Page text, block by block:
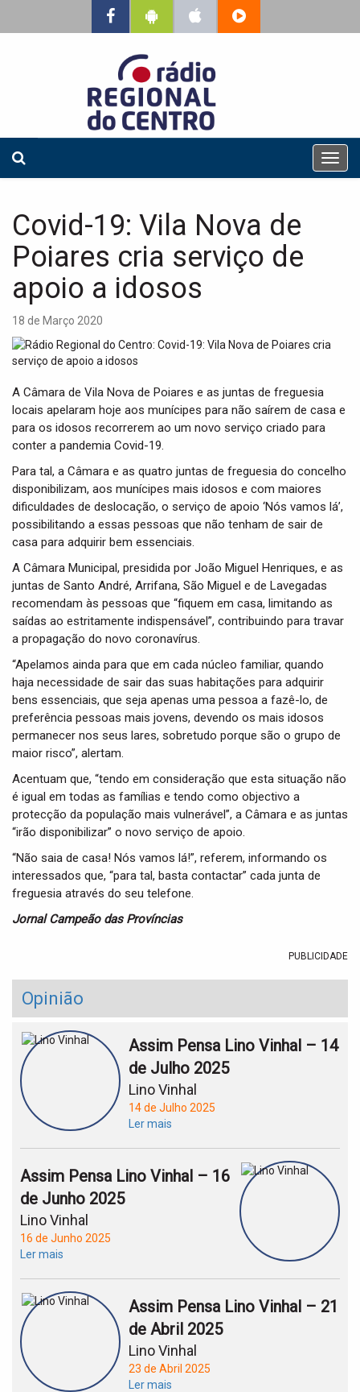
T
o
a
n
Covid-19: Vila Nova de
Poiares cria serviço de
apoio a idosos
18 de Março 2020
A Câmara de Vila Nova de Poiares e as juntas de freguesia
locais apelaram hoje aos munícipes para não saírem de casa e
para os idosos recorrerem ao um novo serviço criado para
conter a pandemia Covid-19.
Para tal, a Câmara e as quatro juntas de freguesia do concelho
disponibilizam, aos munícipes mais idosos e com maiores
dificuldades de deslocação, o serviço de apoio ‘Nós vamos lá’,
possibilitando a essas pessoas que não tenham de sair de
casa para adquirir bem essenciais.
A Câmara Municipal, presidida por João Miguel Henriques, e as
juntas de Santo André, Arrifana, São Miguel e de Lavegadas
recomendam às pessoas que “fiquem em casa, limitando as
saídas ao estritamente indispensável”, contribuindo para travar
a propagação do novo coronavírus.
“Apelamos ainda para que em cada núcleo familiar, quando
haja necessidade de sair das suas habitações para adquirir
bens essenciais, que seja apenas uma pessoa a fazê-lo, de
preferência pessoas mais jovens, devendo os mais idosos
permanecer nos seus lares, sobretudo porque são o grupo de
maior risco”, alertam.
Acentuam que, “tendo em consideração que esta situação não
é igual em todas as famílias e tendo como objectivo a
protecção da população mais vulnerável”, a Câmara e as juntas
“irão disponibilizar” o novo serviço de apoio.
“Não saia de casa! Nós vamos lá!”, referem, informando os
interessados que, “para tal, basta contactar” cada junta de
freguesia através do seu telefone.
Jornal Campeão das Províncias
PUBLICIDADE
Opinião
Assim Pensa Lino Vinhal – 14
de Julho 2025
Lino Vinhal
14 de Julho 2025
Ler mais
Assim Pensa Lino Vinhal – 16
de Junho 2025
Lino Vinhal
16 de Junho 2025
Ler mais
Assim Pensa Lino Vinhal – 21
de Abril 2025
Lino Vinhal
23 de Abril 2025
Ler mais